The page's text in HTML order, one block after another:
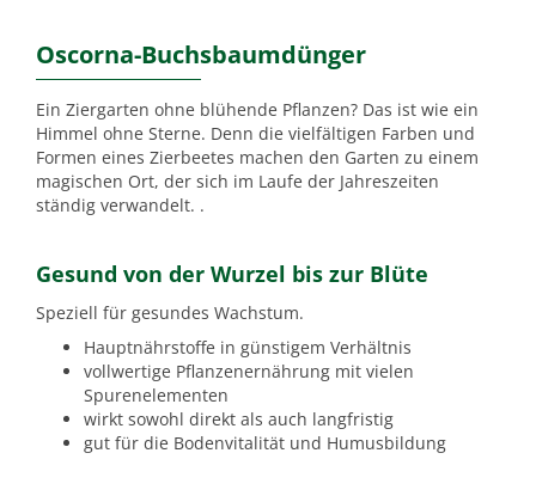
Oscorna-Buchsbaumdünger
Ein Ziergarten ohne blühende Pflanzen? Das ist wie ein
Himmel ohne Sterne. Denn die vielfältigen Farben und
Formen eines Zierbeetes machen den Garten zu einem
magischen Ort, der sich im Laufe der Jahreszeiten
ständig verwandelt. .
Gesund von der Wurzel bis zur Blüte
Speziell für gesundes Wachstum.
Hauptnährstoffe in günstigem Verhältnis
vollwertige Pflanzenernährung mit vielen
Spurenelementen
wirkt sowohl direkt als auch langfristig
gut für die Bodenvitalität und Humusbildung